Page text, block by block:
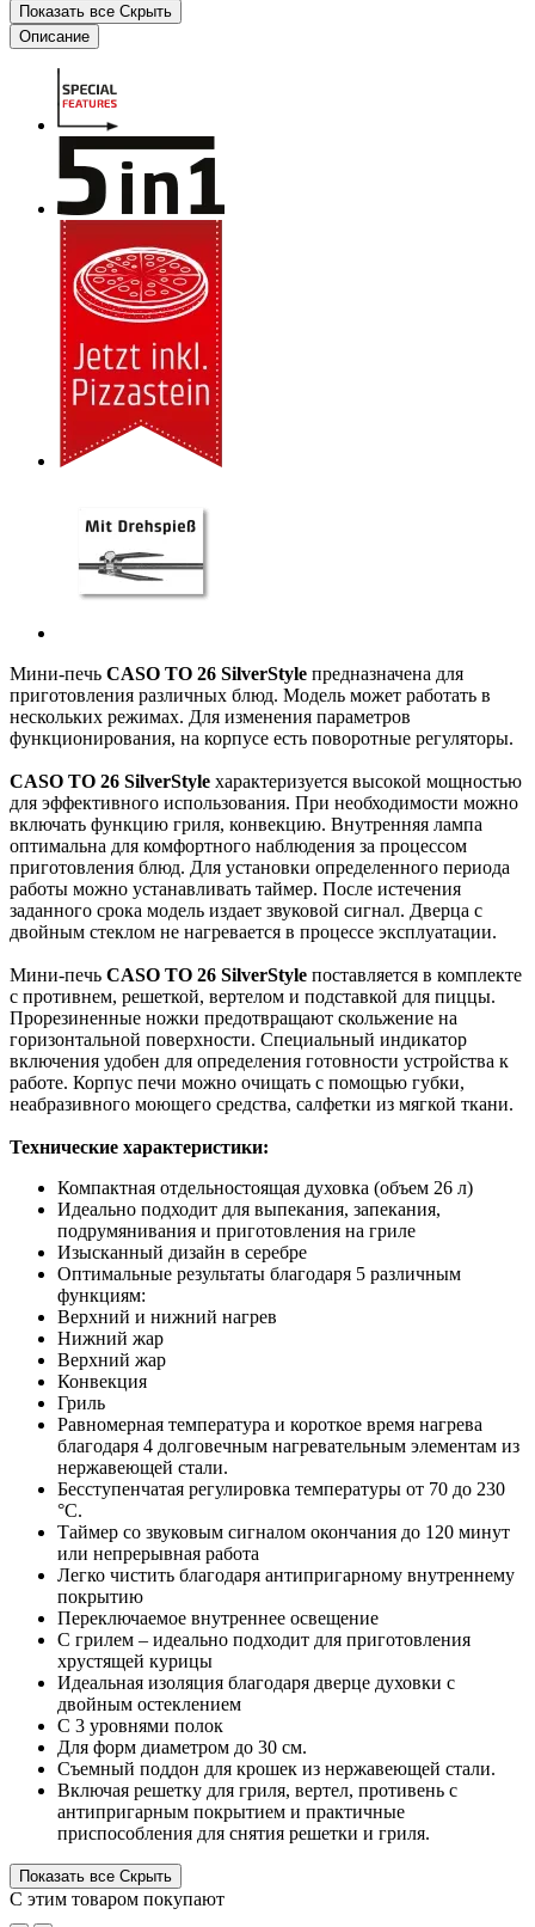
Показать все Скрыть
Описание
Мини-печь CASO TO 26 SilverStyle предназначена для
приготовления различных блюд. Модель может работать в
нескольких режимах. Для изменения параметров
функционирования, на корпусе есть поворотные регуляторы.
CASO TO 26 SilverStyle характеризуется высокой мощностью
для эффективного использования. При необходимости можно
включать функцию гриля, конвекцию. Внутренняя лампа
оптимальна для комфортного наблюдения за процессом
приготовления блюд. Для установки определенного периода
работы можно устанавливать таймер. После истечения
заданного срока модель издает звуковой сигнал. Дверца с
двойным стеклом не нагревается в процессе эксплуатации.
Мини-печь CASO TO 26 SilverStyle поставляется в комплекте
с противнем, решеткой, вертелом и подставкой для пиццы.
Прорезиненные ножки предотвращают скольжение на
горизонтальной поверхности. Специальный индикатор
включения удобен для определения готовности устройства к
работе. Корпус печи можно очищать с помощью губки,
неабразивного моющего средства, салфетки из мягкой ткани.
Технические характеристики:
Компактная отдельностоящая духовка (объем 26 л)
Идеально подходит для выпекания, запекания,
подрумянивания и приготовления на гриле
Изысканный дизайн в серебре
Оптимальные результаты благодаря 5 различным
функциям:
Верхний и нижний нагрев
Нижний жар
Верхний жар
Конвекция
Гриль
Равномерная температура и короткое время нагрева
благодаря 4 долговечным нагревательным элементам из
нержавеющей стали.
Бесступенчатая регулировка температуры от 70 до 230
°C.
Таймер со звуковым сигналом окончания до 120 минут
или непрерывная работа
Легко чистить благодаря антипригарному внутреннему
покрытию
Переключаемое внутреннее освещение
С грилем – идеально подходит для приготовления
хрустящей курицы
Идеальная изоляция благодаря дверце духовки с
двойным остеклением
С 3 уровнями полок
Для форм диаметром до 30 см.
Съемный поддон для крошек из нержавеющей стали.
Включая решетку для гриля, вертел, противень с
антипригарным покрытием и практичные
приспособления для снятия решетки и гриля.
Показать все Скрыть
С этим товаром покупают